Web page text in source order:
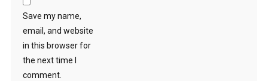
Save my name,
email, and website
in this browser for
the next time I
comment.